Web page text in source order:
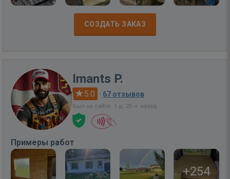
СОЗДАТЬ ЗАКАЗ
Imants P.
5.0 · 67 отзывов
Был на сайте: 1 д. 20 ч. назад
Примеры работ
+254